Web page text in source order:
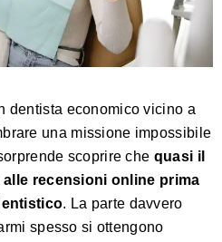
dentista economico vicino a
una missione impossibile
scoprire che quasi il
recensioni online prima
. La parte davvero
spesso si ottengono